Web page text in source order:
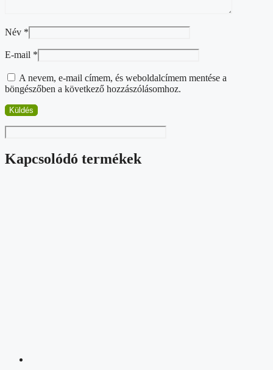
Név *
E-mail *
A nevem, e-mail címem, és weboldalcímem mentése a
böngészőben a következő hozzászólásomhoz.
Kapcsolódó termékek